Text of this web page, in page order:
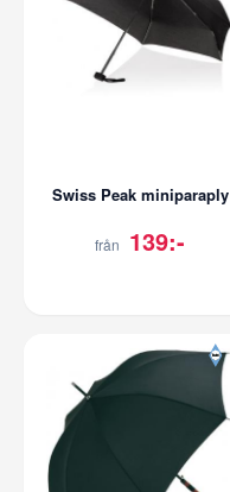
Swiss Peak miniparaply
från 139:-